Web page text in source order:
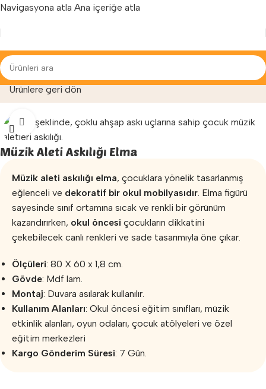
Navigasyona atla Ana içeriğe atla
Mağaza » Anaokulu Malzemeleri
Ürünlere geri dön
Büyütmek için tıklayın
Müzik Aleti Askılığı Elma
Müzik aleti askılığı elma, çocuklara yönelik tasarlanmış
eğlenceli ve dekoratif bir okul mobilyasıdır. Elma figürü
sayesinde sınıf ortamına sıcak ve renkli bir görünüm
kazandırırken, okul öncesi çocukların dikkatini
çekebilecek canlı renkleri ve sade tasarımıyla öne çıkar.
Ölçüleri: 80 X 60 x 1,8 cm.
Gövde: Mdf lam.
Montaj: Duvara asılarak kullanılır.
Kullanım Alanları: Okul öncesi eğitim sınıfları, müzik
etkinlik alanları, oyun odaları, çocuk atölyeleri ve özel
eğitim merkezleri
Kargo Gönderim Süresi: 7 Gün.